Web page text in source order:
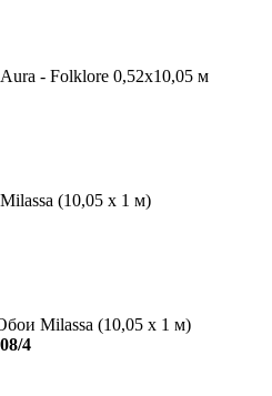
- Folklore 0,52x10,05 м
(10,05 х 1 м)
Milassa (10,05 х 1 м)
4